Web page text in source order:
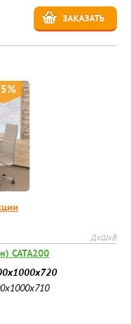
ЗАКАЗАТЬ
ДхШхВ
CATA200